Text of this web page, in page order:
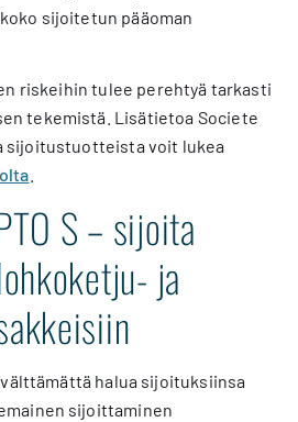
sijoitetun pääoman
riskeihin tulee perehtyä tarkasti
tekemistä. Lisätietoa Societe
sijoitustuotteista voit lukea
S – sijoita
ja
halua sijoituksiinsa
sijoittaminen